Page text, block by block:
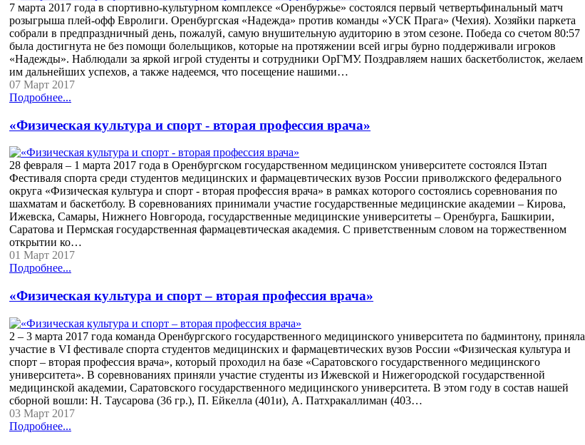
7 марта 2017 года в спортивно-культурном комплексе «Оренбуржье» состоялся первый четвертьфинальный матч
розыгрыша плей-офф Евролиги. Оренбургская «Надежда» против команды «УСК Прага» (Чехия). Хозяйки паркета
собрали в предпраздничный день, пожалуй, самую внушительную аудиторию в этом сезоне. Победа со счетом 80:57
была достигнута не без помощи болельщиков, которые на протяжении всей игры бурно поддерживали игроков
«Надежды». Наблюдали за яркой игрой студенты и сотрудники ОрГМУ. Поздравляем наших баскетболисток, желаем
им дальнейших успехов, а также надеемся, что посещение нашими…
07 Март 2017
Подробнее...
«Физическая культура и спорт - вторая профессия врача»
28 февраля – 1 марта 2017 года в Оренбургском государственном медицинском университете состоялся IIэтап
Фестиваля спорта среди студентов медицинских и фармацевтических вузов России приволжского федерального
округа «Физическая культура и спорт - вторая профессия врача» в рамках которого состоялись соревнования по
шахматам и баскетболу. В соревнованиях принимали участие государственные медицинские академии – Кирова,
Ижевска, Самары, Нижнего Новгорода, государственные медицинские университеты – Оренбурга, Башкирии,
Саратова и Пермская государственная фармацевтическая академия. С приветственным словом на торжественном
открытии ко…
01 Март 2017
Подробнее...
«Физическая культура и спорт – вторая профессия врача»
2 – 3 марта 2017 года команда Оренбургского государственного медицинского университета по бадминтону, приняла
участие в VI фестивале спорта студентов медицинских и фармацевтических вузов России «Физическая культура и
спорт – вторая профессия врача», который проходил на базе «Саратовского государственного медицинского
университета». В соревнованиях приняли участие студенты из Ижевской и Нижегородской государственной
медицинской академии, Саратовского государственного медицинского университета. В этом году в состав нашей
сборной вошли: Н. Таусарова (36 гр.), П. Ейкелла (401и), А. Патхракаллиман (403…
03 Март 2017
Подробнее...